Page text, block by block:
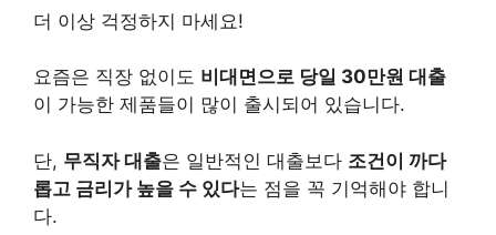
더 이상 걱정하지 마세요!
요즘은 직장 없이도 비대면으로 당일 30만원 대출
이 가능한 제품들이 많이 출시되어 있습니다.
단, 무직자 대출은 일반적인 대출보다 조건이 까다
롭고 금리가 높을 수 있다는 점을 꼭 기억해야 합니
다.